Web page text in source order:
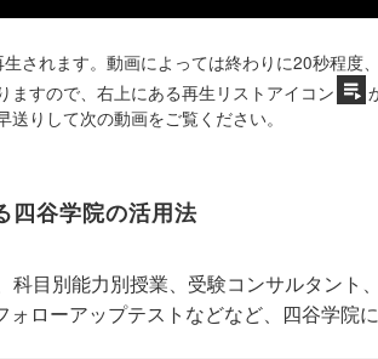
されます。動画によっては終わりに20秒程度
ますので、右上にある再生リストアイコン
送りして次の動画をご覧ください。
四谷学院の活用法
科目別能力別授業、受験コンサルタント
ォローアップテストなどなど、四谷学院